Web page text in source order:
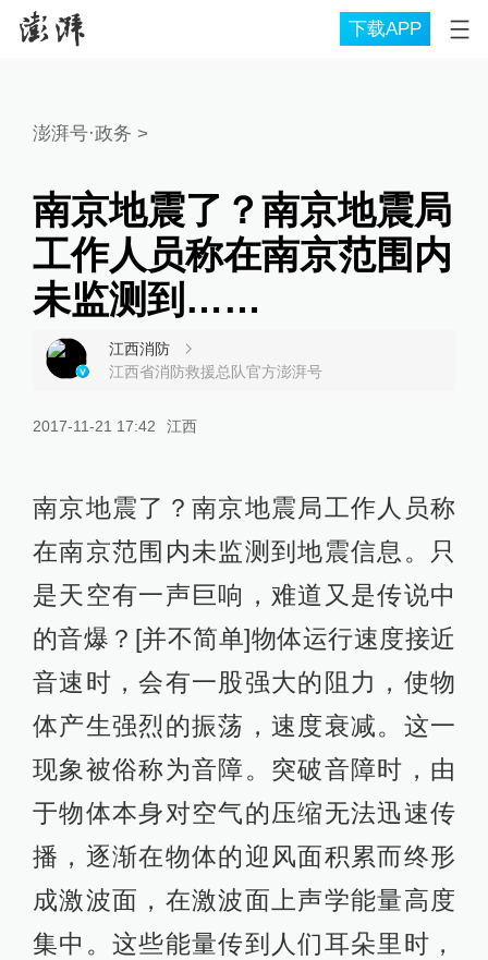
下载APP
澎湃号·政务 >
南京地震了？南京地震局
工作人员称在南京范围内
未监测到……
江西消防
江西省消防救援总队官方澎湃号
2017-11-21 17:42 江西
南京地震了？南京地震局工作人员称
在南京范围内未监测到地震信息。只
是天空有一声巨响，难道又是传说中
的音爆？[并不简单]物体运行速度接近
音速时，会有一股强大的阻力，使物
体产生强烈的振荡，速度衰减。这一
现象被俗称为音障。突破音障时，由
于物体本身对空气的压缩无法迅速传
播，逐渐在物体的迎风面积累而终形
成激波面，在激波面上声学能量高度
集中。这些能量传到人们耳朵里时，